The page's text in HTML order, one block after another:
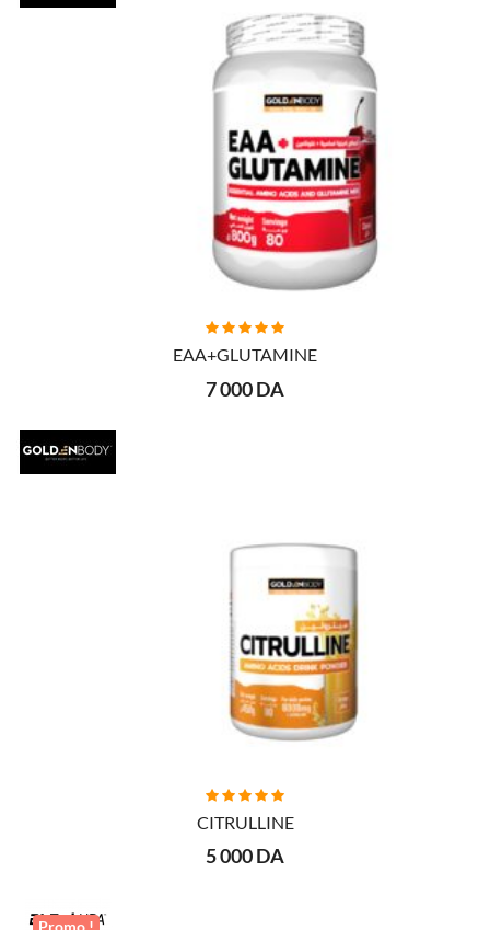
AJOUTER AU PANIER
EAA+GLUTAMINE
7 000 DA
AJOUTER AU PANIER
CITRULLINE
5 000 DA
Promo !